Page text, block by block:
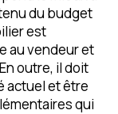
du budget
est
au vendeur et
outre, il doit
actuel et être
qui